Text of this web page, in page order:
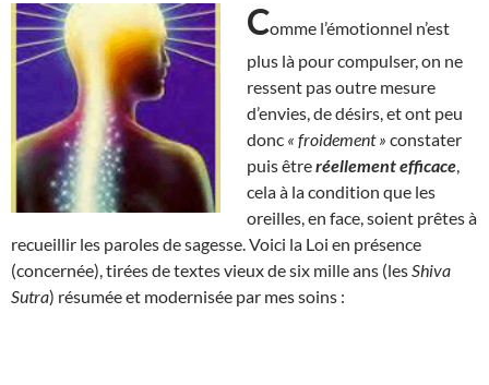
Comme l’émotionnel n’est
plus là pour compulser, on ne
ressent pas outre mesure
d’envies, de désirs, et ont peu
donc « froidement » constater
puis êtreréellement efficace
cela à la condition que les
oreilles, en face, soient prêtes à
recueillir les paroles de sagesse. Voici la Loi en présence
(concernée), tirées de textes vieux de six mille ans (les Shiva
Sutra) résumée et modernisée par mes soins :